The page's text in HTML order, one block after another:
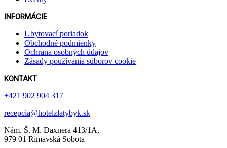
INFORMÁCIE
Ubytovací poriadok
Obchodné podmienky
Ochrana osobných údajov
Zásady používania súborov cookie
KONTAKT
+421 902 904 317
recepcia@hotelzlatybyk.sk
Nám. Š. M. Daxnera 413 /1A,
979 01 Rimavská Sobota